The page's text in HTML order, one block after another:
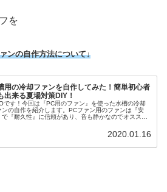
を
ンの自作方法について↓
用の冷却ファンを自作してみた！簡単初心者
出来る夏場対策DIY！
です！今回は『PC用のファン』を使った水槽の冷却
ンの自作を紹介します。PCファン用のファンは『安
で『耐久性』に信頼があり、音も静かなのでオススメ
2020.01.16